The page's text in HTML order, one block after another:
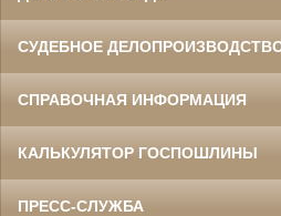
СУДЕБНОЕ
СПРАВОЧНАЯ ИНФОРМАЦИЯ
КАЛЬКУЛЯТОР ГОСПОШЛИНЫ
ПРЕСС-СЛУЖБА